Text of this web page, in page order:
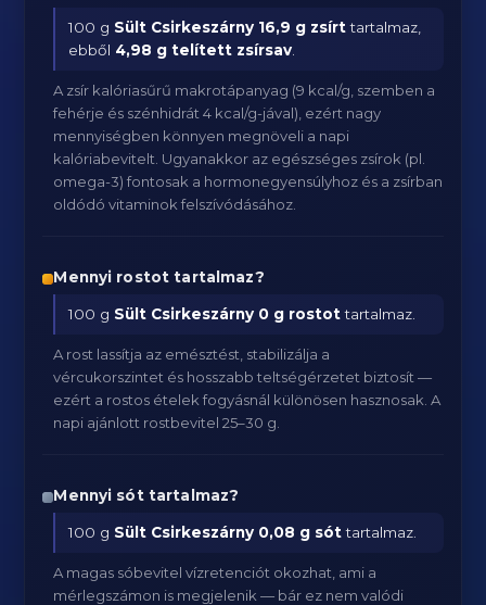
100 g Sült Csirkeszárny 16,9 g zsírttartalmaz,
ebből 4,98 g telített zsírsav
A zsír kalóriasűrű makrotápanyag (9 kcal/g, szemben a
fehérje és szénhidrát 4 kcal/g-jával), ezért nagy
mennyiségben könnyen megnöveli a napi
kalóriabevitelt. Ugyanakkor az egészséges zsírok (pl.
omega-3) fontosak a hormonegyensúlyhoz és a zsírban
oldódó vitaminok felszívódásához.
Mennyi rostot tartalmaz?
100 g Sült Csirkeszárny 0 g rostottartalmaz.
A rost lassítja az emésztést, stabilizálja a
vércukorszintet és hosszabb teltségérzetet biztosít —
ezért a rostos ételek fogyásnál különösen hasznosak. A
napi ajánlott rostbevitel 25–30 g.
Mennyi sót tartalmaz?
100 g Sült Csirkeszárny 0,08 g sóttartalmaz.
A magas sóbevitel vízretenciót okozhat, ami a
mérlegszámon is megjelenik — bár ez nem valódi